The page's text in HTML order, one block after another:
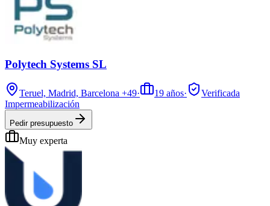
Polytech Systems SL
Teruel, Madrid, Barcelona +49· 19 años·
Verificada
Impermeabilización
Pedir presupuesto
Muy experta